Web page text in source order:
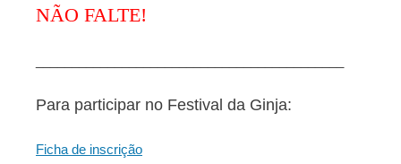
NÃO FALTE!
Para participar no Festival da Ginja:
Ficha de inscrição